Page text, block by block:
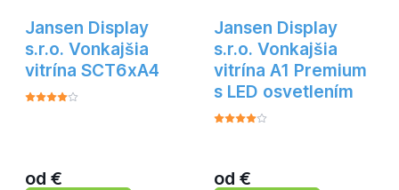
Jansen Display
s.r.o. Vonkajšia
vitrína SCT6xA4
od €
Jansen Display
s.r.o. Vonkajšia
vitrína A1 Premium
s LED osvetlením
od €